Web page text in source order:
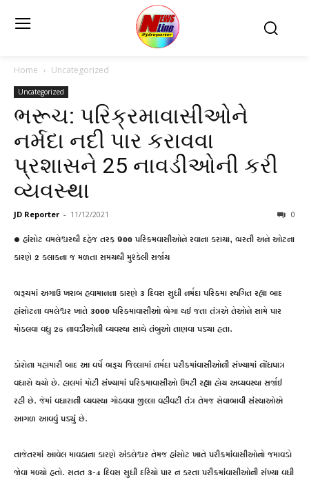
Home Uncategorized
Uncategorized
ભરૂચ: પરિક્રમાવાસીઓને
નર્મદા નદી પાર કરાવવા
પ્રશાસને 25 નાવડીઓની કરી
વ્યવસ્થા
JD Reporter - 11/12/2021 0
• હાંસોટ વમલેશ્વરથી દહેજ તરફ 900 પરિક્રમવાસીઓને રવાના કરાયા, ભરતી અને ઓટના
કારણે 2 કલાકના જ મળતા સમયથી મુશ્કેલી સર્જાય
ભરૂચમાં અગાઉ ખરાબ હવામાનના કારણે 3 દિવસ સુધી નર્મદા પરિક્રમા સ્થગિત રહ્યા બાદ
હાંસોટના વમલેશ્વર ખાતે 3000 પરિક્રમાવાસીઓ ભેગા થઈ જતા તંત્રએ તેઓને સામે પાર
મોકલવા વધુ 25 નાવડીઓની વ્યવસ્થા સાથે તંબુઓ તાણવા પડ્યા હતા.
કોરોના મહામારી બાદ આ વર્ષે ભરૂચ જિલ્લામાં નર્મદા પરીક્રમાંવાસીઓની સંખ્યામાં નોંધપાત્ર
વધારો થયો છે. હાલમાં મોટી સંખ્યામાં પરિક્રમાવાસીઓ ઉમટી રહ્યા હોય અવ્યવસ્થા સર્જાઈ
રહી છે. જેમાં વધારાની વ્યવસ્થા ગોઠવવા જીલ્લા વહીવટી તંત્ર તેમજ સેવાભાવી સંસ્થાઓએ
આગળ આવવું પડ્યું છે.
તાજેતરમાં આવેલ માવઠાના કારણે અંકલેશ્વર તેમજ હાંસોટ ખાતે પરીક્રમાંવાસીઓનો જમાવડો
જોવા મળ્યો હતો. સતત 3-4 દિવસ સુધી દરિયો પાર ન કરતા પરીક્રમાંવાસીઓની સંખ્યા વધી